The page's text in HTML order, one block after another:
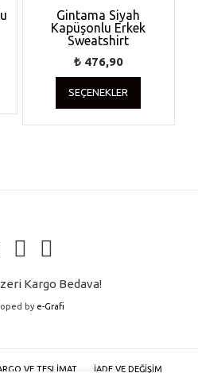
Gintama Siyah
Kapüşonlu Erkek
Sweatshirt
₺476,90
SEÇENEKLER
Bu
birden
fazla
Kargo Bedava!
by e-Grafi
VE TESLIMAT İADE VE DEĞIŞIM